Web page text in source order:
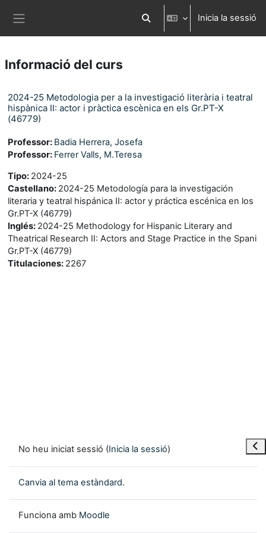
Commuta l'entrada de la cerca
Inicia la sessió
Informació del curs
2024-25 Metodologia per a la investigació literària i teatral
hispànica II: actor i pràctica escènica en els Gr.PT-X
(46779)
Professor: Badia Herrera, Josefa
Professor: Ferrer Valls, M.Teresa
Tipo: 2024-25
Castellano: 2024-25 Metodología para la investigación
literaria y teatral hispánica II: actor y práctica escénica en los
Gr.PT-X (46779)
Inglés: 2024-25 Methodology for Hispanic Literary and
Theatrical Research II: Actors and Stage Practice in the Spani
Gr.PT-X (46779)
Titulaciones: 2267
No heu iniciat sessió (Inicia la sessió)
Canvia al tema estàndard.
Funciona amb Moodle